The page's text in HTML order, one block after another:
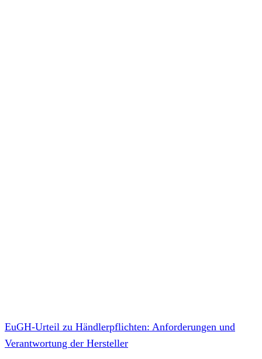
EuGH-Urteil zu Händlerpflichten: Anforderungen und
Verantwortung der Hersteller